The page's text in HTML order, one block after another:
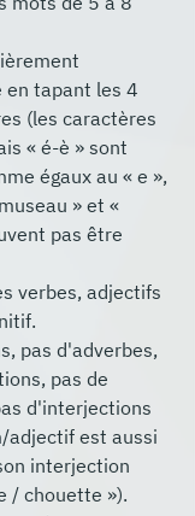
en tapant les 4
(les caractères
« é-è » sont
égaux au « e »,
» et «
pas être
verbes, adjectifs
pas d'adverbes,
pas de
d'interjections
adjectif est aussi
interjection
/ chouette »).